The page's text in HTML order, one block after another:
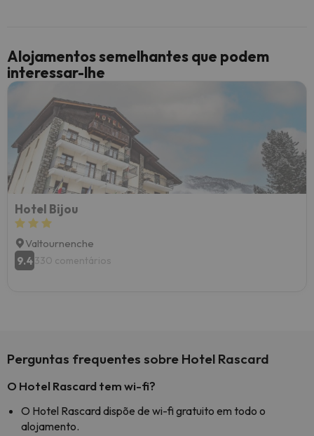
Alojamentos semelhantes que podem
interessar-lhe
Hotel Bijou
Valtournenche
9.4330 comentários
Perguntas frequentes sobre Hotel Rascard
O Hotel Rascard tem wi-fi?
O Hotel Rascard dispõe de wi-fi gratuito em todo o
alojamento.